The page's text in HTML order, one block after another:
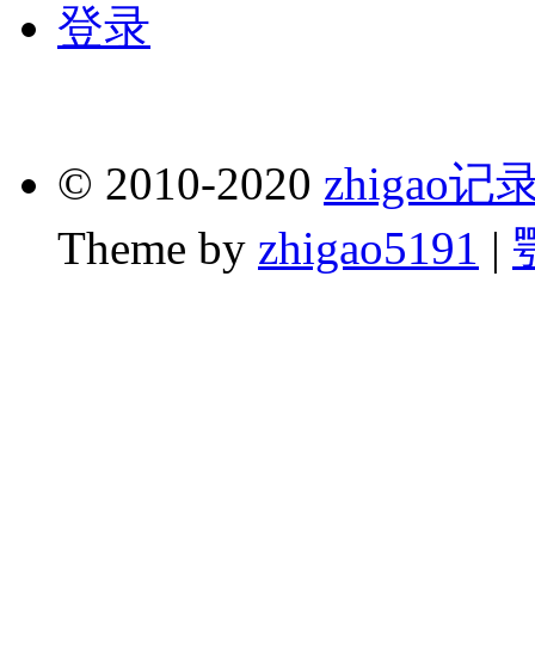
登录
© 2010-2020 zhigao记
Theme by zhigao5191 |